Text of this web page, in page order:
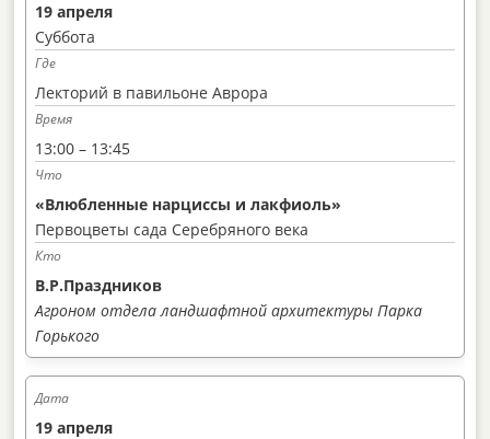
19 апреля
Суббота
Лекторий в павильоне Аврора
13:00 – 13:45
«Влюбленные нарциссы и лакфиоль»
Первоцветы сада Серебряного века
В.Р.Праздников
Агроном отдела ландшафтной архитектуры Парка
Горького
19 апреля